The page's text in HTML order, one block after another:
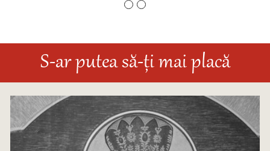
S-ar putea să-ți mai placă